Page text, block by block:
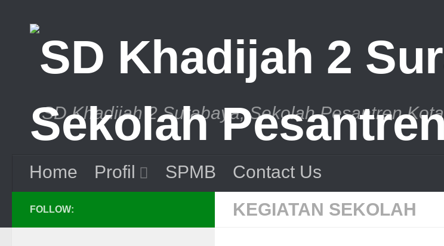
Skip to content
SD Khadijah 2 Surabaya, Sekolah Pesantren Kota
Home Profil SPMB
Contact Us
KEGIATAN SEKOLAH
FOLLOW: